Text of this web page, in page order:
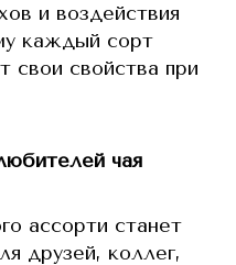
и воздействия
каждый сорт
свои свойства при
чая
ассорти станет
друзей, коллег,